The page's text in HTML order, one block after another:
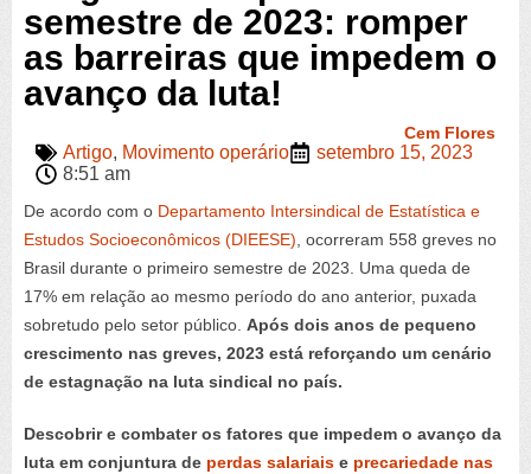
semestre de 2023: romper
as barreiras que impedem o
avanço da luta!
Cem Flores
Artigo, Movimento operário
setembro 15, 2023
8:51 am
De acordo com o Departamento Intersindical de Estatística e
Estudos Socioeconômicos (DIEESE), ocorreram 558 greves no
Brasil durante o primeiro semestre de 2023. Uma queda de
17% em relação ao mesmo período do ano anterior, puxada
sobretudo pelo setor público. Após dois anos de pequeno
crescimento nas greves, 2023 está reforçando um cenário
de estagnação na luta sindical no país.
Descobrir e combater os fatores que impedem o avanço da
luta em conjuntura de perdas salariais e precariedade nas